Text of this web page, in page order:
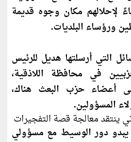
لإحلالهم مكان وجوه قديمة
ورؤساء البلديات.
التي أرسلتها هديل للرئيس
في محافظة اللاذقية،
أعضاء حزب البعث هناك،
المسؤولين.
ينتقد معالجة قصة التفجيرات
دور الوسيط مع مسؤولي